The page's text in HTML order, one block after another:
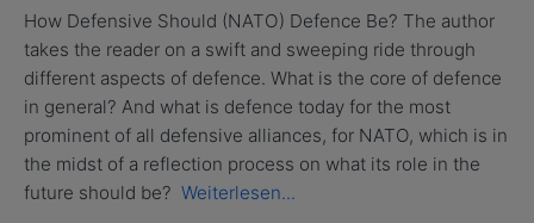
How Defensive Should (NATO) Defence Be? The author
takes the reader on a swift and sweeping ride through
different aspects of defence. What is the core of defence
in general? And what is defence today for the most
prominent of all defensive alliances, for NATO, which is in
the midst of a reflection process on what its role in the
future should be? Weiterlesen...